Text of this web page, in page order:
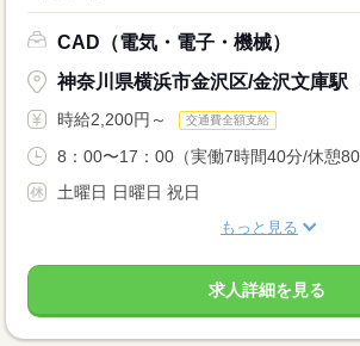
CAD（電気・電子・機械）
神奈川県横浜市金沢区/金沢文庫駅
時給2,200円～ 交通費全額支給
8：00〜17：00（実働7時間40分/休憩80
土曜日 日曜日 祝日
もっと見る
求人詳細を見る